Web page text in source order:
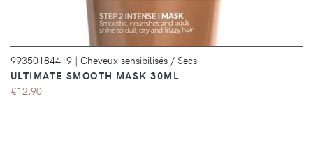
99350184419 | Cheveux sensibilisés / Secs
ULTIMATE SMOOTH MASK 30ML
€12,90